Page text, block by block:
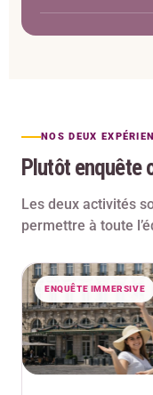
NOS DEUX
Plutôt enquête
Les deux activités
permettre à toute
ENQUÊTE IMMERSIVE